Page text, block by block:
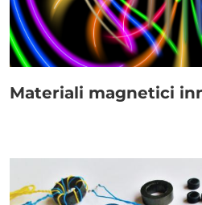
Link
Materiali magnetici